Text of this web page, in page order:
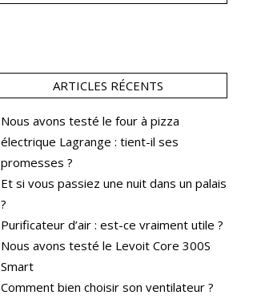
ARTICLES RÉCENTS
Nous avons testé le four à pizza
électrique Lagrange : tient-il ses
promesses ?
Et si vous passiez une nuit dans un palais
?
Purificateur d’air : est-ce vraiment utile ?
Nous avons testé le Levoit Core 300S
Smart
Comment bien choisir son ventilateur ?